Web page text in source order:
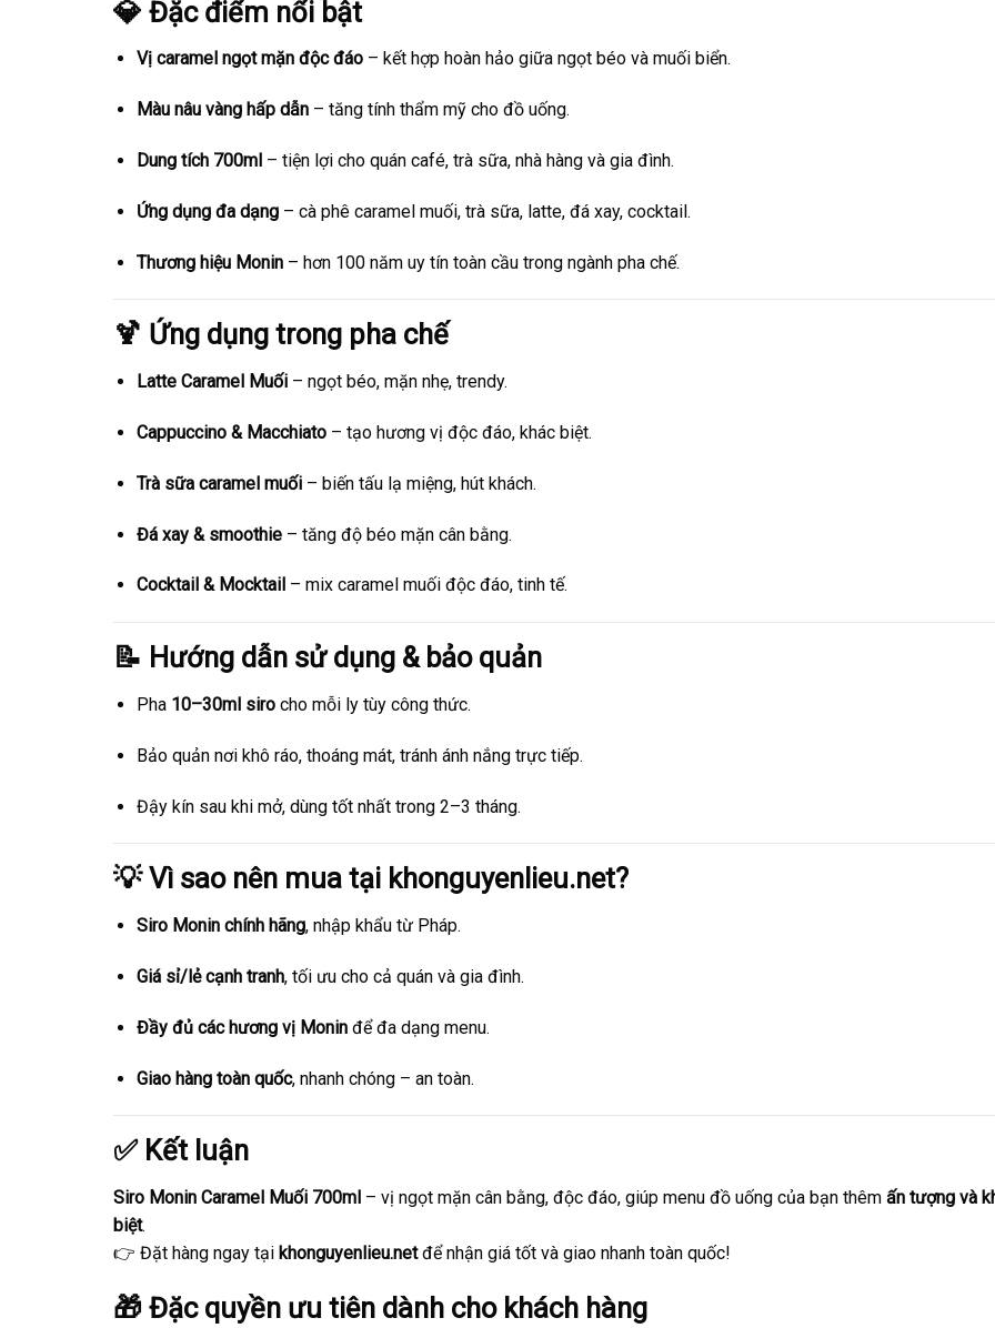
💎 Đặc điểm nổi bật
Vị caramel ngọt mặn độc đáo– kết hợp hoàn hảo giữa ngọt béo và muối biển.
Màu nâu vàng hấp dẫn– tăng tính thẩm mỹ cho đồ uống.
Dung tích 700ml– tiện lợi cho quán café, trà sữa, nhà hàng và gia đình.
Ứng dụng đa dạng– cà phê caramel muối, trà sữa, latte, đá xay, cocktail.
Thương hiệu Monin– hơn 100 năm uy tín toàn cầu trong ngành pha chế.
🍹 Ứng dụng trong pha chế
Latte Caramel Muối– ngọt béo, mặn nhẹ, trendy.
Cappuccino & Macchiato– tạo hương vị độc đáo, khác biệt.
Trà sữa caramel muối– biến tấu lạ miệng, hút khách.
Đá xay & smoothie– tăng độ béo mặn cân bằng.
Cocktail & Mocktail – mix caramel muối độc đáo, tinh tế.
📝 Hướng dẫn sử dụng & bảo quản
Pha 10–30ml sirocho mỗi ly tùy công thức.
Bảo quản nơi khô ráo, thoáng mát, tránh ánh nắng trực tiếp.
Đậy kín sau khi mở, dùng tốt nhất trong 2–3 tháng.
💡 Vì sao nên mua tại khonguyenlieu.net?
Siro Monin chính hãng, nhập khẩu từ Pháp.
Giá sỉ/lẻ cạnh tranh, tối ưu cho cả quán và gia đình.
Đầy đủ các hương vị Moninđể đa dạng menu.
Giao hàng toàn quốc, nhanh chóng – an toàn.
✅ Kết luận
Siro Monin Caramel Muối 700ml – vị ngọt mặn cân bằng, độc đáo, giúp menu đồ uống của bạn thêm ấn tượng và
biệt.
👉 Đặt hàng ngay tại khonguyenlieu.netđể nhận giá tốt và giao nhanh toàn quốc!
🎁 Đặc quyền ưu tiên dành cho khách hàng